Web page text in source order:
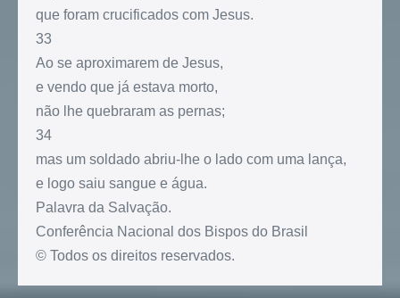
que foram crucificados com Jesus.
33
Ao se aproximarem de Jesus,
e vendo que já estava morto,
não lhe quebraram as pernas;
34
mas um soldado abriu-lhe o lado com uma lança,
e logo saiu sangue e água.
Palavra da Salvação.
Conferência Nacional dos Bispos do Brasil
© Todos os direitos reservados.